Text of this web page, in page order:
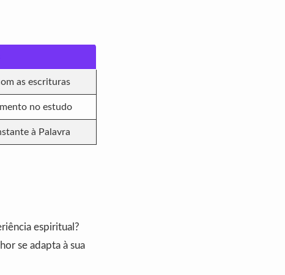
as escrituras
no estudo
à Palavra
espiritual?
se adapta à sua